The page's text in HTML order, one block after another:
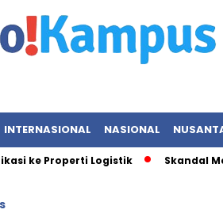
INTERNASIONAL NASIONAL
ke Properti Logistik Skandal